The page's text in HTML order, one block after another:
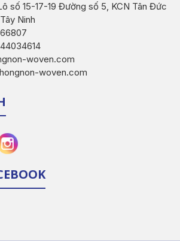
số 15-17-19 Đường số 5, KCN Tân Đức
Ninh
woven.com
woven.com